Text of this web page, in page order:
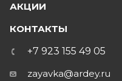
АКЦИИ
КОНТАКТЫ
+7 923 155 49 05
zayavka@ardey.ru